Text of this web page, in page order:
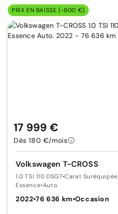
PRIX EN BAISSE (-800 €)
Volkswagen T-CROSS
1.0 TSI 110 DSG7•Carat Suréquipée
Essence•Auto.
2022•76 636 km•Occasion
17 999 €
Dès 180 €/mois